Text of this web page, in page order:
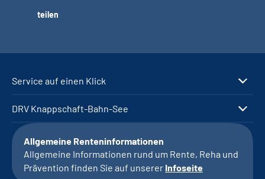
teilen
Service auf einen Klick
DRV Knappschaft-Bahn-See
Allgemeine Renteninformationen
Allgemeine Informationen rund um Rente, Reha und
Prävention finden Sie auf unserer Infoseite